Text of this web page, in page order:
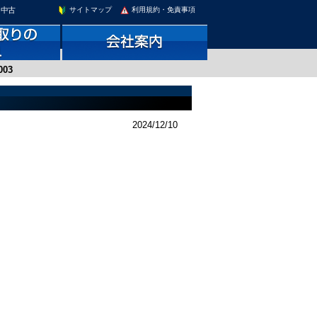
古
利用規約・免責事項
サイトマップ
2024/12/10